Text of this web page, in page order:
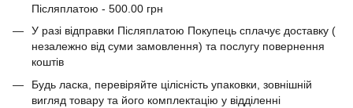
Післяплатою - 500.00 грн
У разі відправки Післяплатою Покупець сплачує доставку (
незалежно від суми замовлення) та послугу повернення
коштів
Будь ласка, перевіряйте цілісність упаковки, зовнішній
вигляд товару та його комплектацію у відділенні